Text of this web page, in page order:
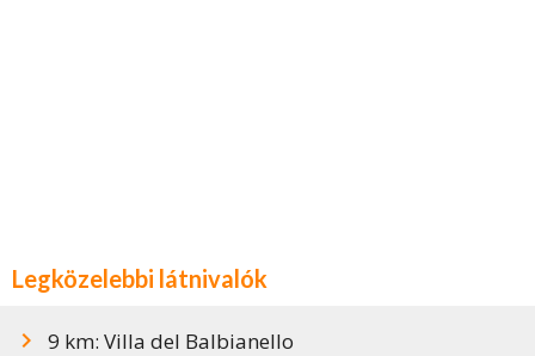
Legközelebbi látnivalók
9 km: Villa del Balbianello